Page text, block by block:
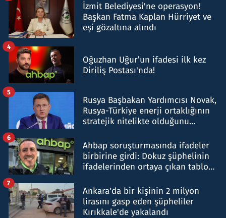
İzmit Belediyesi'ne operasyon!
Başkan Fatma Kaplan Hürriyet ve
eşi gözaltına alındı
Oğuzhan Uğur’un ifadesi ilk kez
Diriliş Postası'nda!
4
Rusya Başbakan Yardımcısı Novak,
Rusya-Türkiye enerji ortaklığının
stratejik nitelikte olduğunu
5
Ahbap soruşturmasında ifadeler
birbirine girdi: Dokuz şüphelinin
ifadelerinden ortaya çıkan tablo
6
Ankara'da bir kişinin 2 milyon
lirasını gasp eden şüpheliler
Kırıkkale'de yakalandı
7